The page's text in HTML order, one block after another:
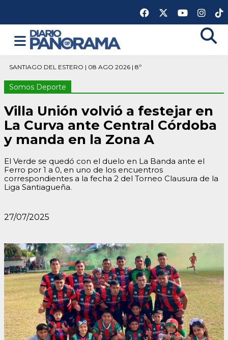
SANTIAGO DEL ESTERO | 08 AGO 2026 | 8º
Somos Deporte
Villa Unión volvió a festejar en
La Curva ante Central Córdoba
y manda en la Zona A
El Verde se quedó con el duelo en La Banda ante el
Ferro por 1 a 0, en uno de los encuentros
correspondientes a la fecha 2 del Torneo Clausura de la
Liga Santiagueña.
27/07/2025